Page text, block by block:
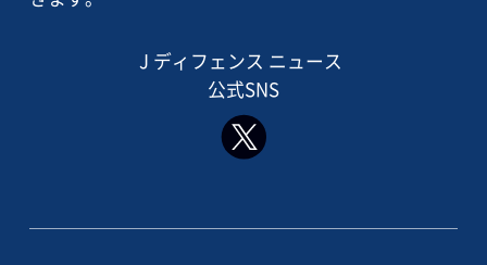
J ディフェンス ニュース
公式SNS